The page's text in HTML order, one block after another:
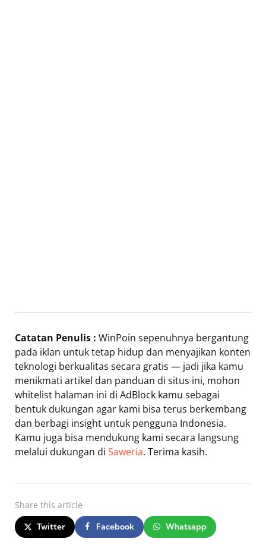
Catatan Penulis : WinPoin sepenuhnya bergantung
pada iklan untuk tetap hidup dan menyajikan konten
teknologi berkualitas secara gratis — jadi jika kamu
menikmati artikel dan panduan di situs ini, mohon
whitelist halaman ini di AdBlock kamu sebagai
bentuk dukungan agar kami bisa terus berkembang
dan berbagi insight untuk pengguna Indonesia.
Kamu juga bisa mendukung kami secara langsung
melalui dukungan di Saweria. Terima kasih.
Share this article
Twitter Facebook Whatsapp